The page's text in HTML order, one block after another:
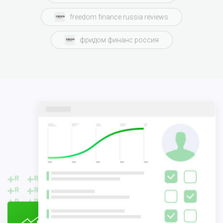
freedom finance russia reviews
фридом финанс россия